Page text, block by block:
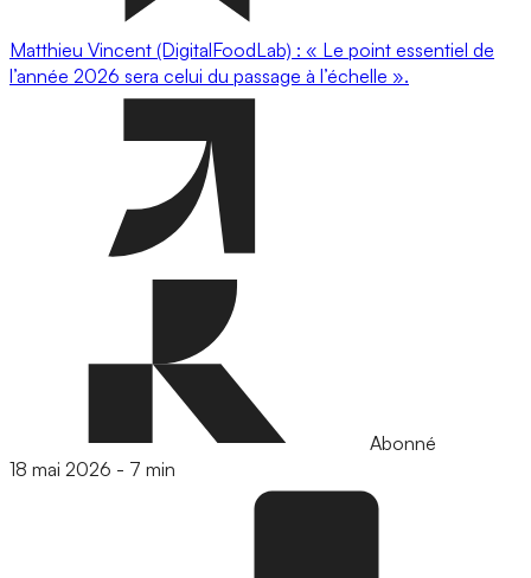
Matthieu Vincent (DigitalFoodLab) : « Le point essentiel de
l’année 2026 sera celui du passage à l’échelle ».
Abonné
18 mai 2026 - 7 min